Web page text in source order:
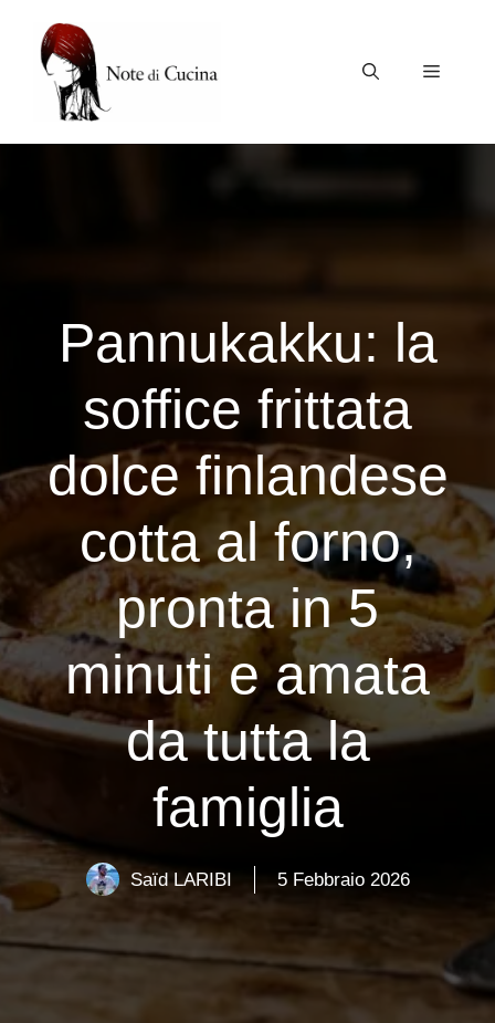
contenuto
Menu
Pannukakku: la
soffice frittata
dolce finlandese
cotta al forno,
pronta in 5
minuti e amata
da tutta la
famiglia
Saïd LARIBI 5 Febbraio 2026